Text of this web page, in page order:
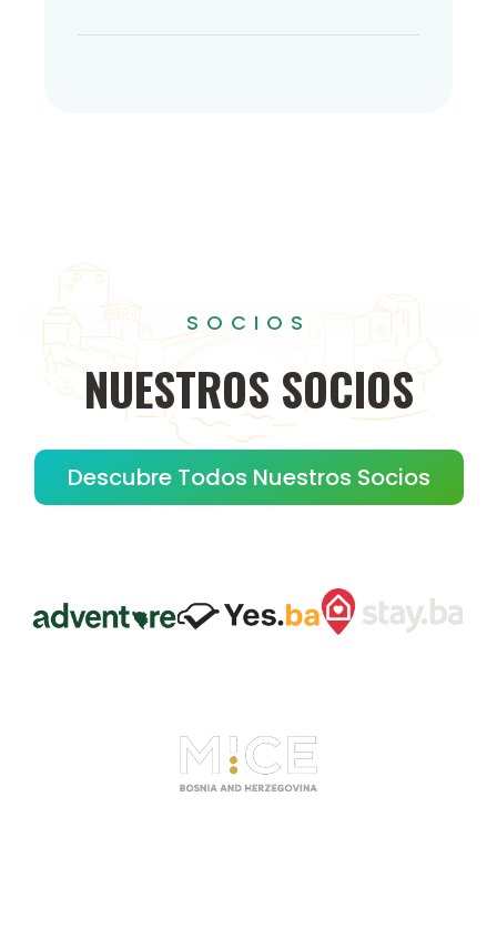
SOCIOS
NUESTROS SOCIOS
Descubre Todos Nuestros Socios